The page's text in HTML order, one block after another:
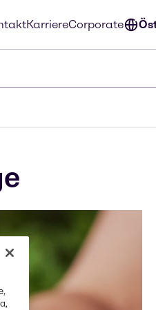
KarriereCorporate